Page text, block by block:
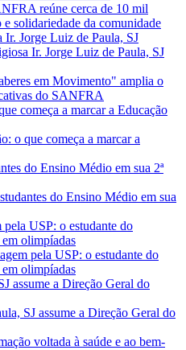
reúne cerca de 10 mil
e solidariedade da comunidade
Ir. Jorge Luiz de Paula, SJ
em Movimento" amplia o
do SANFRA
o que começa a marcar a
do Ensino Médio em sua
pela USP: o estudante do
olimpíadas
SJ assume a Direção Geral do